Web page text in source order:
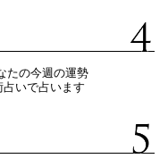
たの今週の運勢
占いで占います